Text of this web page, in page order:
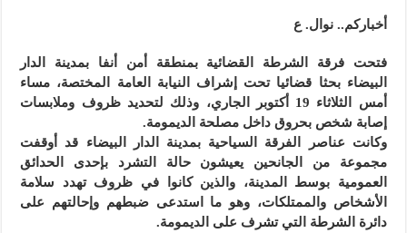
أخباركم.. نوال. ع
فتحت فرقة الشرطة القضائية بمنطقة أمن أنفا بمدينة الدار
البيضاء بحثا قضائيا تحت إشراف النيابة العامة المختصة، مساء
أمس الثلاثاء 19 أكتوبر الجاري، وذلك لتحديد ظروف وملابسات
إصابة شخص بحروق داخل مصلحة الديمومة.
وكانت عناصر الفرقة السياحية بمدينة الدار البيضاء قد أوقفت
مجموعة من الجانحين يعيشون حالة التشرد بإحدى الحدائق
العمومية بوسط المدينة، والذين كانوا في ظروف تهدد سلامة
الأشخاص والممتلكات، وهو ما استدعى ضبطهم وإحالتهم على
دائرة الشرطة التي تشرف على الديمومة.